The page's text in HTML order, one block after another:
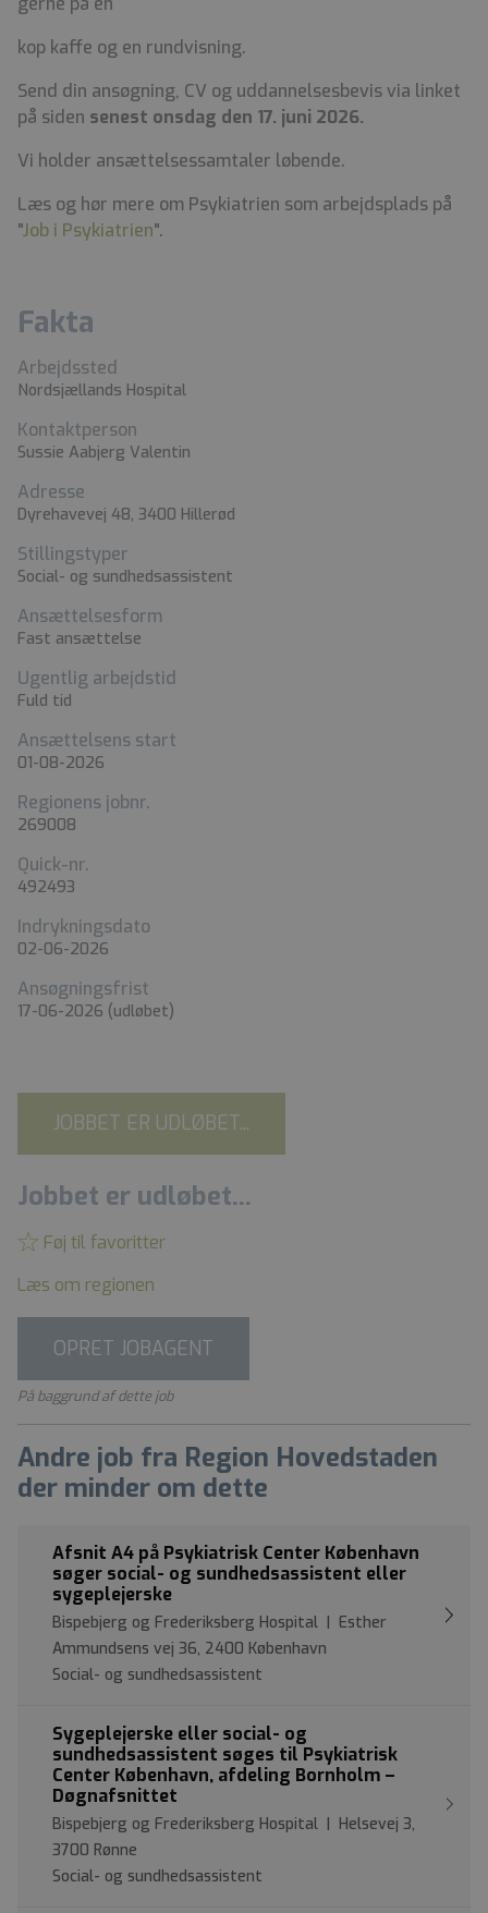
kop kaffe og en rundvisning.
Send din ansøgning, CV og uddannelsesbevis via linket
på siden senest onsdag den 17. juni 2026.
Vi holder ansættelsessamtaler løbende.
Læs og hør mere om Psykiatrien som arbejdsplads på
"Job i Psykiatrien".
Fakta
Arbejdssted
Nordsjællands Hospital
Kontaktperson
Sussie Aabjerg Valentin
Adresse
Dyrehavevej 48, 3400 Hillerød
Stillingstyper
Social- og sundhedsassistent
Ansættelsesform
Fast ansættelse
Ugentlig arbejdstid
Fuld tid
Ansættelsens start
01-08-2026
Regionens jobnr.
269008
Quick-nr.
492493
Indrykningsdato
02-06-2026
Ansøgningsfrist
17-06-2026 (udløbet)
JOBBET ER UDLØBET...
Jobbet er udløbet...
Føj til favoritter
Læs om regionen
OPRET JOBAGENT
På baggrund af dette job
Andre job fra Region Hovedstaden
der minder om dette
Afsnit A4 på Psykiatrisk Center København
søger social- og sundhedsassistent eller
sygeplejerske
Bispebjerg og Frederiksberg Hospital | Esther
Ammundsens vej 36, 2400 København
Social- og sundhedsassistent
Sygeplejerske eller social- og
sundhedsassistent søges til Psykiatrisk
Center København, afdeling Bornholm –
Døgnafsnittet
Bispebjerg og Frederiksberg Hospital | Helsevej 3,
3700 Rønne
Social- og sundhedsassistent